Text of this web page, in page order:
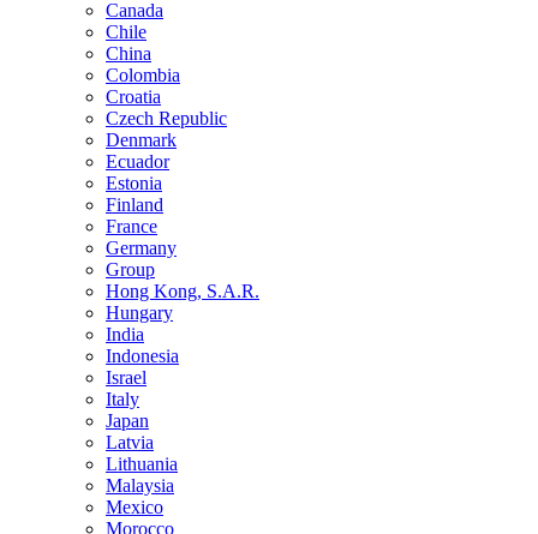
Canada
Chile
China
Colombia
Croatia
Czech Republic
Denmark
Ecuador
Estonia
Finland
France
Germany
Group
Hong Kong, S.A.R.
Hungary
India
Indonesia
Israel
Italy
Japan
Latvia
Lithuania
Malaysia
Mexico
Morocco